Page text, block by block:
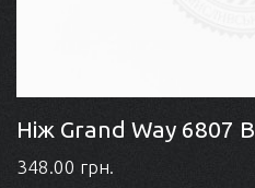
Ніж Grand Way 6807 B
348.00 грн.